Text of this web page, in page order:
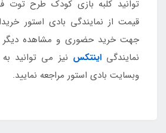
توانید کلبه بازی کودک طرح توت
قیمت از نمایندگی بادی استور
جهت خرید حضوری و مشاهده دیگر
نمایندگیاینتکس نیز می توانید
وبسایت بادی استور مراجعه نمایید.